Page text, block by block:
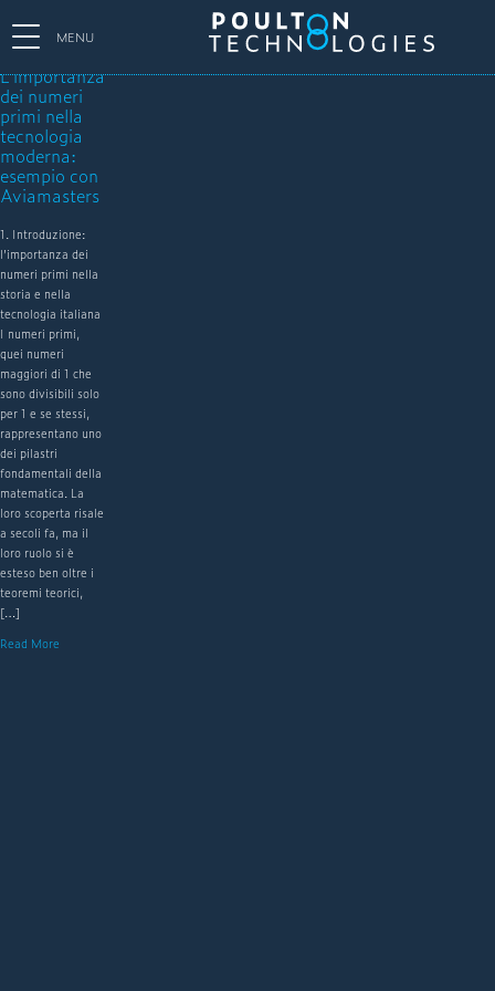
MENU
L’importanza
dei numeri
primi nella
tecnologia
moderna:
esempio con
Aviamasters
1. Introduzione:
l’importanza dei
numeri primi nella
storia e nella
tecnologia italiana
I numeri primi,
quei numeri
maggiori di 1 che
sono divisibili solo
per 1 e se stessi,
rappresentano uno
dei pilastri
fondamentali della
matematica. La
loro scoperta risale
a secoli fa, ma il
loro ruolo si è
esteso ben oltre i
teoremi teorici,
[…]
Read More